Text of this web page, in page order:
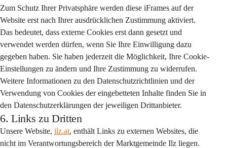
Zum Schutz Ihrer Privatsphäre werden diese iFrames auf der
Website erst nach Ihrer ausdrücklichen Zustimmung aktiviert.
Das bedeutet, dass externe Cookies erst dann gesetzt und
verwendet werden dürfen, wenn Sie Ihre Einwilligung dazu
gegeben haben. Sie haben jederzeit die Möglichkeit, Ihre Cookie-
Einstellungen zu ändern und Ihre Zustimmung zu widerrufen.
Weitere Informationen zu den Datenschutzrichtlinien und der
Verwendung von Cookies der eingebetteten Inhalte finden Sie in
den Datenschutzerklärungen der jeweiligen Drittanbieter.
6. Links zu Dritten
Unsere Website, ilz.at, enthält Links zu externen Websites, die
nicht im Verantwortungsbereich der Marktgemeinde Ilz liegen.